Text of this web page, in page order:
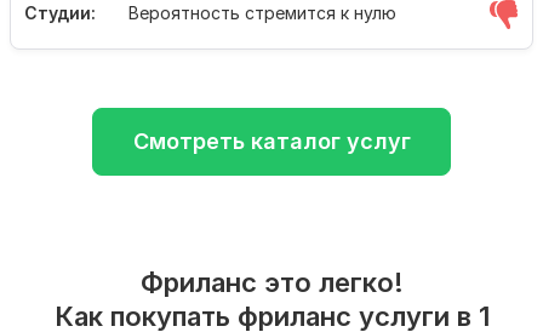
Студии: Вероятность стремится к нулю
Смотреть каталог услуг
Фриланс это легко!
Как покупать фриланс услуги в 1